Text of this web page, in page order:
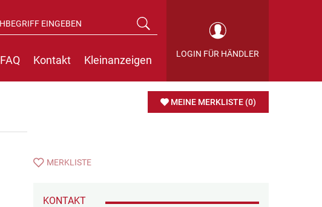
LOGIN FÜR HÄNDLER
FAQ Kontakt Kleinanzeigen
MEINE MERKLISTE (0)
MERKLISTE
KONTAKT